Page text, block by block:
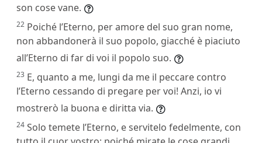
son cose vane.
22 Poiché l’Eterno, per amore del suo gran nome,
non abbandonerà il suo popolo, giacché è piaciuto
all’Eterno di far di voi il popolo suo.
23 E, quanto a me, lungi da me il peccare contro
l’Eterno cessando di pregare per voi! Anzi, io vi
mostrerò la buona e diritta via.
24 Solo temete l’Eterno, e servitelo fedelmente, con